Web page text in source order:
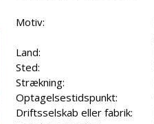
Motiv:
Land:
Sted:
Strækning:
Optagelsestidspunkt:
Driftsselskab eller fabrik: